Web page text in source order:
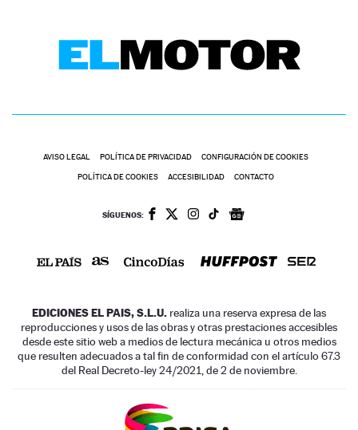
AVISO LEGAL POLÍTICA DE PRIVACIDAD CONFIGURACIÓN DE COOKIES
POLÍTICA DE COOKIES ACCESIBILIDAD CONTACTO
SÍGUENOS:
EDICIONES EL PAIS, S.L.U. realiza una reserva expresa de las
reproducciones y usos de las obras y otras prestaciones accesibles
desde este sitio web a medios de lectura mecánica u otros medios
que resulten adecuados a tal fin de conformidad con el artículo 67.3
del Real Decreto-ley 24/2021, de 2 de noviembre.